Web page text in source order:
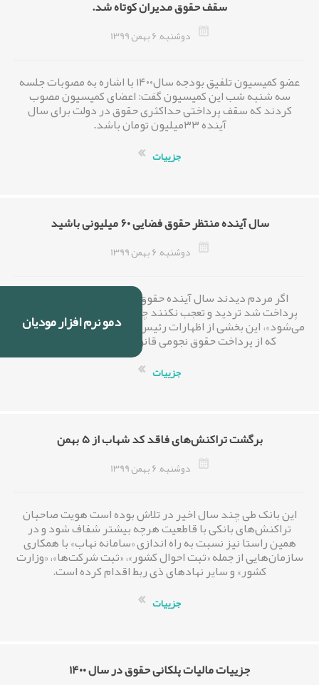
دمو نرم افزار مودیان
سقف حقوق مدیران کوتاه شد.
دوشنبه, 6 بهمن 1399
عضو کمیسیون تلفیق بودجه سال۱۴۰۰ با اشاره به مصوبات جلسه
سه شنبه شب این کمیسیون گفت: اعضای کمیسیون مصوب
کردند که سقف پرداختی حداکثری حقوق در دولت برای سال
آینده ۳۳میلیون تومان باشد.
جزییات
سال آینده منتظر حقوق فضایی ۶۰ میلیونی باشید
دوشنبه, 6 بهمن 1399
پرداخت شد تردید و تعجب نکنند چون براساس قانون پرداخت
می‌شود»، این بخشی از اظهارات رئیس سابق دیوان محاسبات است
که از پرداخت حقوق نجومی قانونی دولت رونمایی کرد.
جزییات
برگشت تراکنش‌های فاقد کد شهاب از ۵ بهمن
دوشنبه, 6 بهمن 1399
این بانک طی چند سال اخیر در تلاش بوده است هویت صاحبان
تراکنش‌های بانکی با قاطعیت هرچه بیشتر شفاف شود و در
همین راستا نیز نسبت به راه اندازی «سامانه نهاب» با همکاری
سازمان‌هایی از جمله «ثبت احوال کشور»، «ثبت شرکت‌ها»، «وزارت
کشور» و سایر نهادهای ذی ربط اقدام کرده است.
جزییات
جزییات مالیات پلکانی حقوق در سال ۱۴۰۰